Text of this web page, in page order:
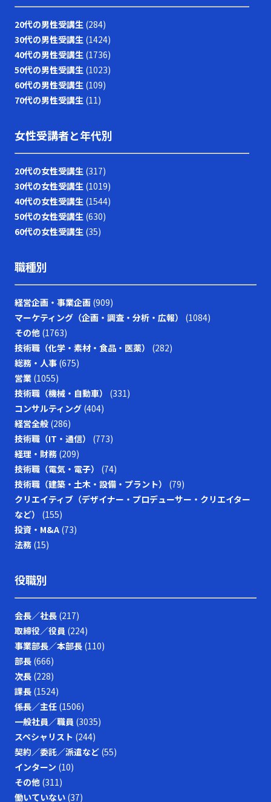
20代の男性受講生 (284)
30代の男性受講生 (1424)
40代の男性受講生 (1736)
50代の男性受講生 (1023)
60代の男性受講生 (109)
70代の男性受講生 (11)
女性受講者と年代別
20代の女性受講生 (317)
30代の女性受講生 (1019)
40代の女性受講生 (1544)
50代の女性受講生 (630)
60代の女性受講生 (35)
職種別
経営企画・事業企画 (909)
マーケティング（企画・調査・分析・広報） (1084)
その他 (1763)
技術職（化学・素材・食品・医薬） (282)
総務・人事 (675)
営業 (1055)
技術職（機械・自動車） (331)
コンサルティング (404)
経営全般 (286)
技術職（IT・通信） (773)
経理・財務 (209)
技術職（電気・電子） (74)
技術職（建築・土木・設備・プラント） (79)
クリエイティブ（デザイナー・プロデューサー・クリエイター
など） (155)
投資・M&A (73)
法務 (15)
役職別
会長／社長 (217)
取締役／役員 (224)
事業部長／本部長 (110)
部長 (666)
次長 (228)
課長 (1524)
係長／主任 (1506)
一般社員／職員 (3035)
スペシャリスト (244)
契約／委託／派遣など (55)
インターン (10)
その他 (311)
働いていない (37)